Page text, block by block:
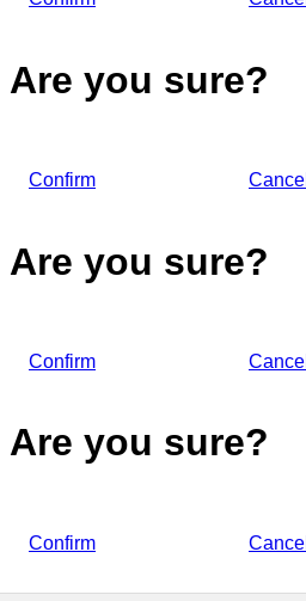
Are you sure?
Confirm Cancel
Are you sure?
Confirm Cancel
Are you sure?
Confirm Cancel